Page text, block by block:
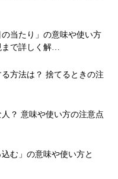
の当たり」の意味や使い方
で詳しく解…
方法は？ 捨てるときの注
人？ 意味や使い方の注意点
む」の意味や使い方と